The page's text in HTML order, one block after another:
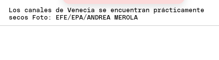
Los canales de Venecia se encuentran prácticamente
secos Foto: EFE/EPA/ANDREA MEROLA